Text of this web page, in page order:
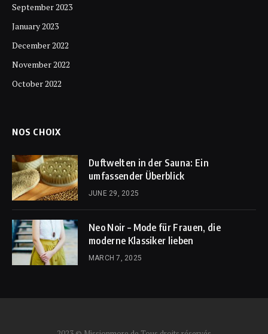
September 2023
January 2023
December 2022
November 2022
October 2022
NOS CHOIX
Duftwelten in der Sauna: Ein
umfassender Überblick
JUNE 29, 2025
Neo Noir – Mode für Frauen, die
moderne Klassiker lieben
MARCH 7, 2025